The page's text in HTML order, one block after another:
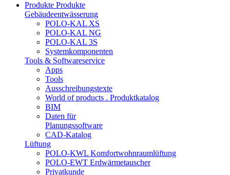
Produkte Produkte
Gebäudeentwässerung
POLO-KAL XS
POLO-KAL NG
POLO-KAL 3S
Systemkomponenten
Tools & Softwareservice
Apps
Tools
Ausschreibungstexte
World of products . Produktkatalog
BIM
Daten für
Planungssoftware
CAD-Katalog
Lüftung
POLO-KWL Komfortwohnraumlüftung
POLO-EWT Erdwärmetauscher
Privatkunde